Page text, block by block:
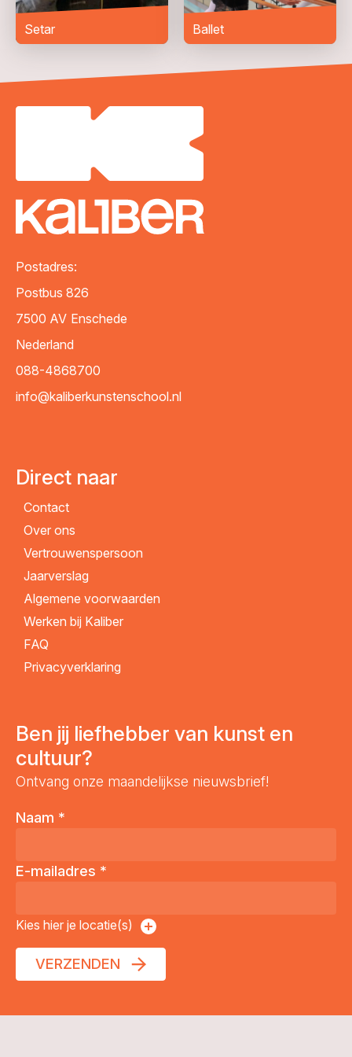
Setar Ballet
Postadres:
Postbus 826
7500 AV Enschede
Nederland
088-4868700
info@kaliberkunstenschool.nl
Direct naar
Contact
Over ons
Vertrouwenspersoon
Jaarverslag
Algemene voorwaarden
Werken bij Kaliber
FAQ
Privacyverklaring
Ben jij liefhebber van kunst en
cultuur?
Ontvang onze maandelijkse nieuwsbrief!
Naam *
E-mailadres *
Kies hier je locatie(s)
VERZENDEN